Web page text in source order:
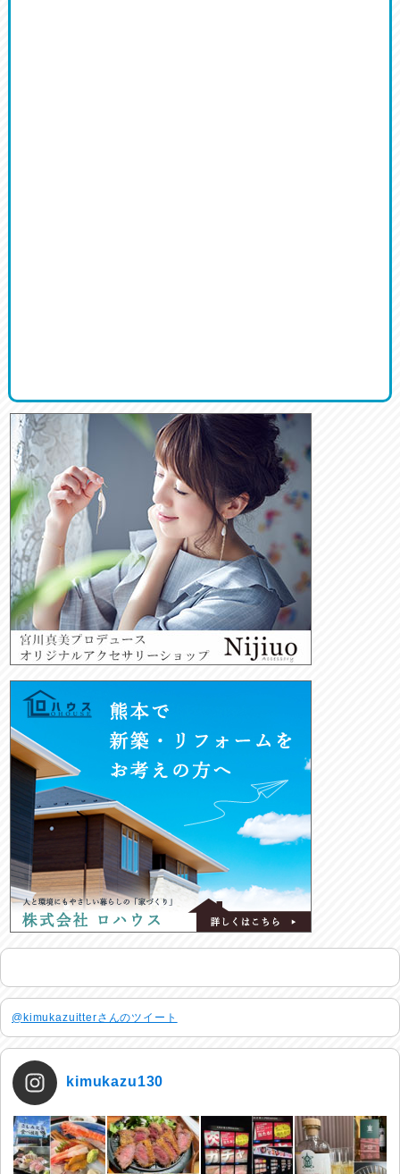
@kimukazuitterさんのツイート
kimukazu130